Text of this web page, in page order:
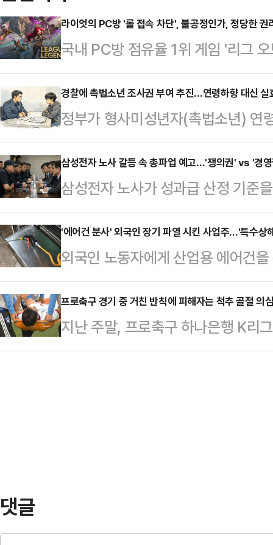
라이엇의 PC방 '롤 접속 차단', 불공정인가, 정당한
국내 PC방 점유율 1위 게임 '리그
개발사인 라이엇게임즈가 유료 가
을 강제 차단 예고하면서 법적 공
계에 따르면 한국인터넷PC카페협
(라이엇게임즈)를 상대로 서울중앙
앞서 라이엇게임즈는 국내 PC방
비스' 계약을 맺고 가맹 PC방에서
사 게임에 접…
경찰에 촉법소년 조사권 부여 추진…연령하향 대신
정부가 형사미성년자(촉법소년) 연
악용 방지를 위해 경찰에 직접적인
범죄에 대한 처벌 강화보다는 수사
취지다. 다만 법조계에선 이러한 정
을 거둘지에 대한 회의적 시각도
령 논의를 위한 사회적 대화협의체
상 소년부 판사에게 일임된 촉법소
조정하는 내용이 포함됐다.…
삼성전자 노사 갈등 속 총파업 예고…'쟁의권' vs '경
삼성전자 노사가 성과급 산정 기준
성을 둘러싼 법리적 공방이 수면 위
행동권을 앞세워 실력 행사를 예고
과급 제도를 이유로 한 파업이 국가
헌법상 기본권인 쟁의권 행사가 경
판단이 이번 사태의 최대 분수령이
르면 ​삼성전자 사측은 이날 초기업
준 투명화와 특별보상 제도…
'에어건 분사' 외국인 장기 파열 시킨 사업주…'특수
외국인 노동자에게 산업용 에어건
경찰은 구체적인 사건 조사를 진행
범행에 사용된 '에어건'이 위험한
게 적용될 것으로 전망된다. 법조계
실형을 피하기 어렵다고 봤다.전날
프로축구 경기 중 거친 반칙에 피해자는 척추 골절
지난 주말, 프로축구 하나은행 K리
서 아찔한 장면이 나왔다. 후반 추
댓글